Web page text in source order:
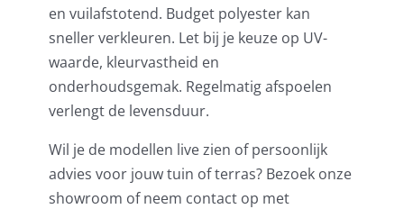
en vuilafstotend. Budget polyester kan
sneller verkleuren. Let bij je keuze op UV-
waarde, kleurvastheid en
onderhoudsgemak. Regelmatig afspoelen
verlengt de levensduur.
Wil je de modellen live zien of persoonlijk
advies voor jouw tuin of terras? Bezoek onze
showroom of neem contact op met